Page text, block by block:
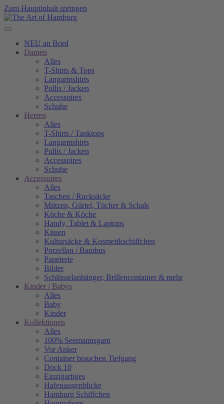
Zum Hauptinhalt springen
NEU an Bord
Damen
Alles
T-Shirts & Tops
Langarmshirts
Pullis / Jacken
Accessoires
Schuhe
Herren
Alles
T-Shirts / Tanktops
Langarmshirts
Pullis / Jacken
Accessoires
Schuhe
Accessoires
Alles
Taschen / Rucksäcke
Mützen, Gürtel, Tücher & Schals
Küche & Köche
Handy, Tablet & Laptops
Kissen
Kultursäcke & Kosmetikschiffchen
Porzellan / Bambus
Papeterie
Bilder
Schlüsselanhänger, Brillencontainer & mehr
Kinder / Babys
Alles
Baby
Kinder
Kollektionen
Alles
100% Seemannsgarn
Vor Anker
Container brauchen Tiefgang
Dock 10
Einzigartiges
Hafenaugen­blicke
Hamburg Schiffchen